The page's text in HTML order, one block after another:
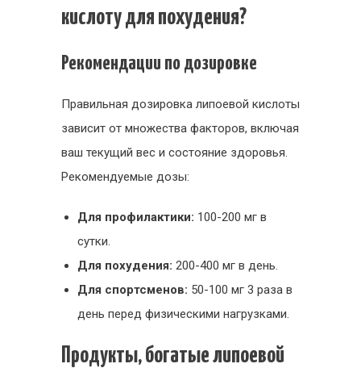
кислоту для похудения?
Рекомендации по дозировке
Правильная дозировка липоевой кислоты
зависит от множества факторов, включая
ваш текущий вес и состояние здоровья.
Рекомендуемые дозы:
Для профилактики: 100-200 мг в
сутки.
Для похудения: 200-400 мг в день.
Для спортсменов: 50-100 мг 3 раза в
день перед физическими нагрузками.
Продукты, богатые липоевой